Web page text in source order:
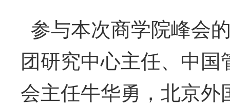
参与本次商学院峰会
团研究中心主任、中
会主任牛华勇，北京外